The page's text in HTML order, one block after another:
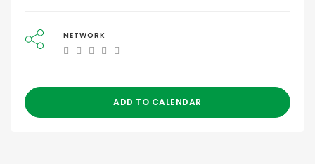
NETWORK
ADD TO CALENDAR